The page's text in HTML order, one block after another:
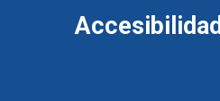
Accesibilidad